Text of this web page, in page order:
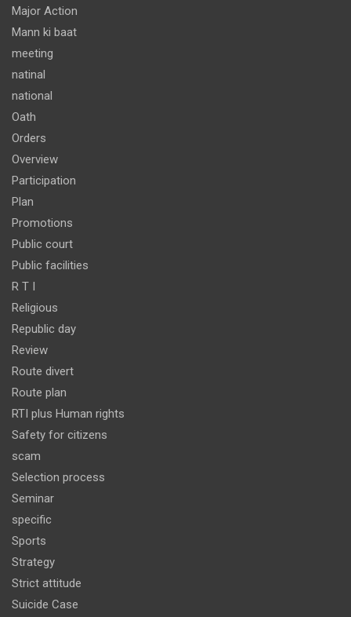
Major Action
Mann ki baat
meeting
natinal
national
Oath
Orders
Overview
Participation
Plan
Promotions
Public court
Public facilities
R T I
Religious
Republic day
Review
Route divert
Route plan
RTI plus Human rights
Safety for citizens
scam
Selection process
Seminar
specific
Sports
Strategy
Strict attitude
Suicide Case